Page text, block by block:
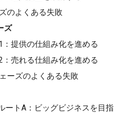
のよくある失敗
ズ
：提供の仕組み化を進める
：売れる仕組み化を進める
ーズのよくある失敗
ートA：ビッグビジネスを目指